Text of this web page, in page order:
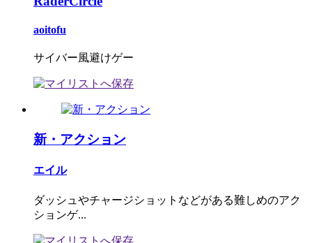
aoitofu
サイバー風避けゲー
新・アクション
エイル
ダッシュやチャージショットなどがある難しめのアク
ションゲ...